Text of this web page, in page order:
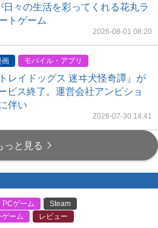
日々の生活を彩ってくれる花丸ラ
トゲーム
2026-08-01 08:20
画 モバイル・アプリ
レイドッグス 迷ヰ犬怪奇譚』が
ビス終了。運営会社アンビショ
伴い
2026-07-30 14:41
っと見る
PCゲーム
Steam
ゲーム
レビュー